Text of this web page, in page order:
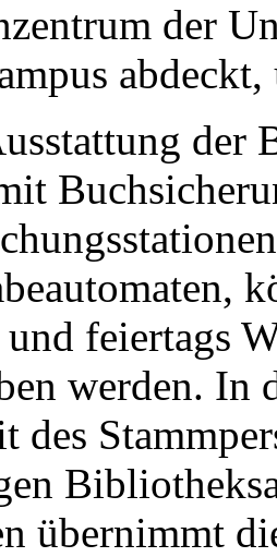
der
der
feiertags
werden. In
des
übernimmt